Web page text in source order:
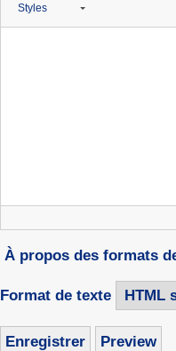
Styles
À propos des formats
Format de texte